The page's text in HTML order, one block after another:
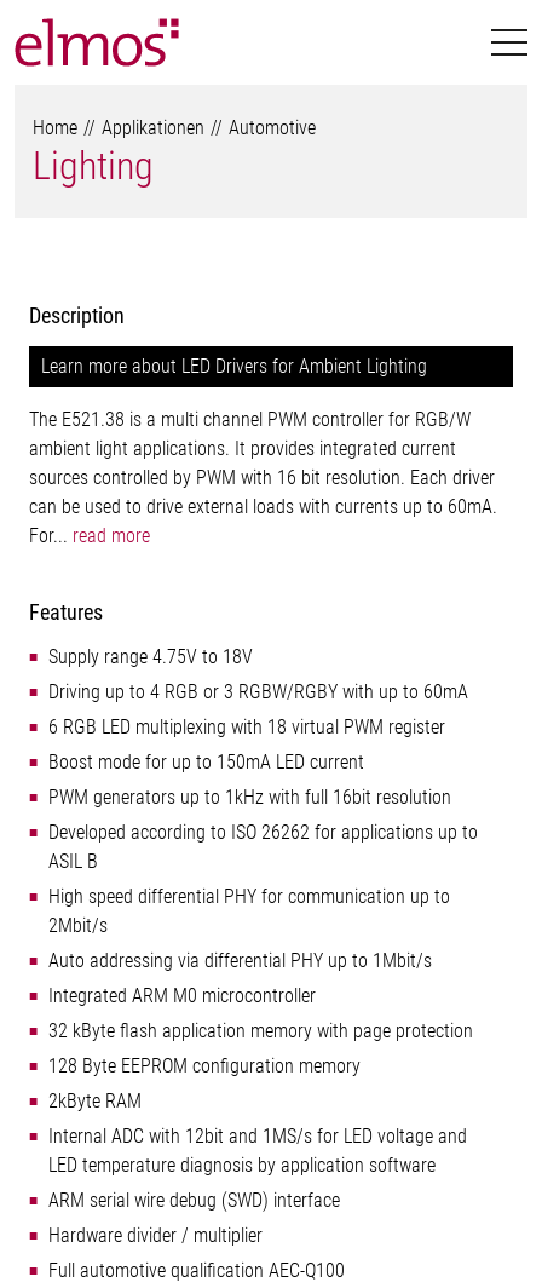
Home Applikationen Automotive
Lighting
Description
Learn more about LED Drivers for Ambient Lighting
The E521.38 is a multi channel PWM controller for RGB/W
ambient light applications. It provides integrated current
sources controlled by PWM with 16 bit resolution. Each driver
can be used to drive external loads with currents up to 60mA.
For... read more
Features
Supply range 4.75V to 18V
Driving up to 4 RGB or 3 RGBW/RGBY with up to 60mA
6 RGB LED multiplexing with 18 virtual PWM register
Boost mode for up to 150mA LED current
PWM generators up to 1kHz with full 16bit resolution
Developed according to ISO 26262 for applications up to
ASIL B
High speed differential PHY for communication up to
2Mbit/s
Auto addressing via differential PHY up to 1Mbit/s
Integrated ARM M0 microcontroller
32 kByte flash application memory with page protection
128 Byte EEPROM configuration memory
2kByte RAM
Internal ADC with 12bit and 1MS/s for LED voltage and
LED temperature diagnosis by application software
ARM serial wire debug (SWD) interface
Hardware divider / multiplier
Full automotive qualification AEC-Q100